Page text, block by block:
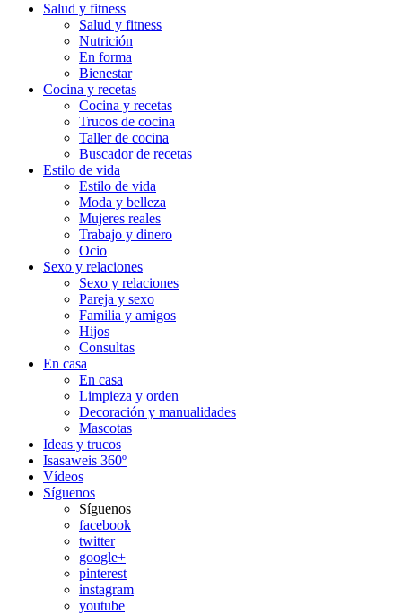
Salud y fitness
Salud y fitness
Nutrición
En forma
Bienestar
Cocina y recetas
Cocina y recetas
Trucos de cocina
Taller de cocina
Buscador de recetas
Estilo de vida
Estilo de vida
Moda y belleza
Mujeres reales
Trabajo y dinero
Ocio
Sexo y relaciones
Sexo y relaciones
Pareja y sexo
Familia y amigos
Hijos
Consultas
En casa
En casa
Limpieza y orden
Decoración y manualidades
Mascotas
Ideas y trucos
Isasaweis 360º
Vídeos
Síguenos
Síguenos
facebook
twitter
google+
pinterest
instagram
youtube